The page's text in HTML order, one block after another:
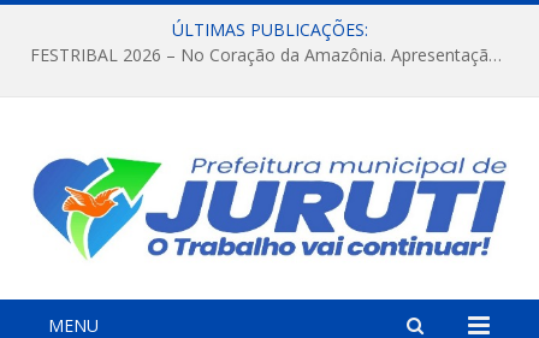
ÚLTIMAS PUBLICAÇÕES:
FESTRIBAL 2026 – No Coração da Amazônia. Apresentação da Munduruku.
MENU